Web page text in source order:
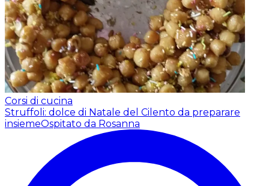
Corsi di cucina
Struffoli: dolce di Natale del Cilento da preparare
insiemeOspitato da Rosanna